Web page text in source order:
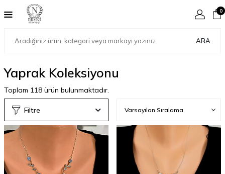
ARA
0
Yaprak Koleksiyonu
Toplam 118 ürün bulunmaktadır.
Filtre